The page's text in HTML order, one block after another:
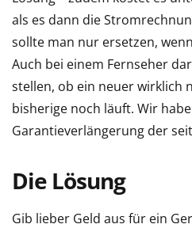
als es dann die
sollte man nur ersetzen,
Auch bei einem Fernseher
stellen, ob ein neuer wirklich
bisherige noch läuft. Wir
Garantieverlängerung der
Die Lösung
Gib lieber Geld aus für ein